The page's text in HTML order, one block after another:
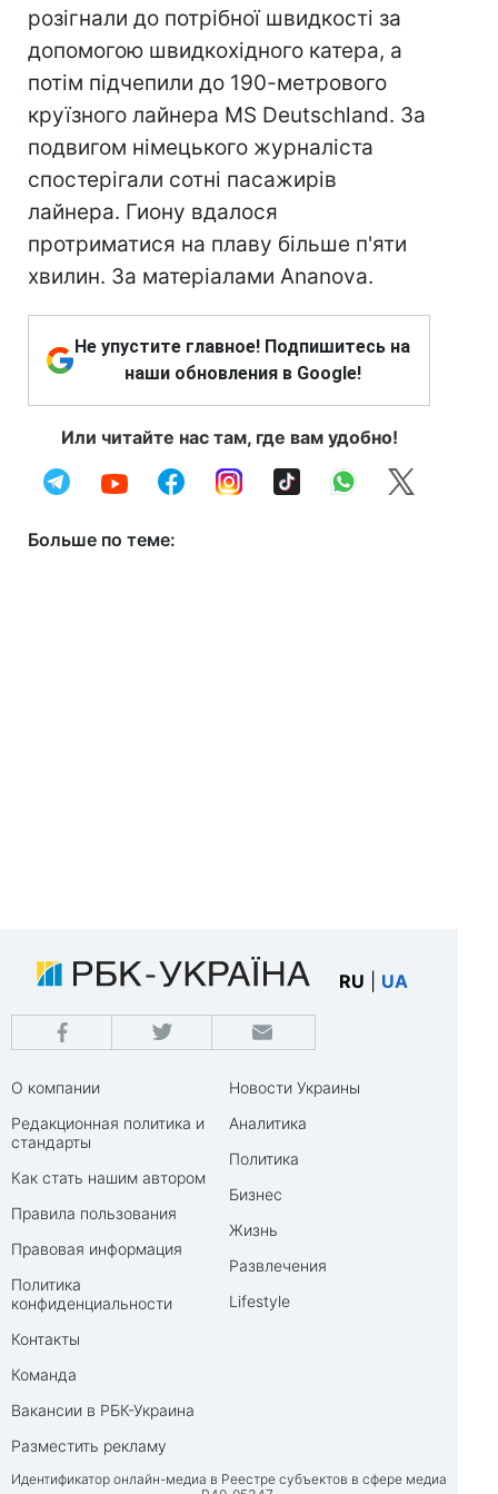
розігнали до потрібної швидкості за
допомогою швидкохідного катера, а
потім підчепили до 190-метрового
круїзного лайнера MS Deutschland. За
подвигом німецького журналіста
спостерігали сотні пасажирів
лайнера. Гиону вдалося
протриматися на плаву більше п'яти
хвилин. За матеріалами Ananova.
Не упустите главное! Подпишитесь на
наши обновления в Google!
Или читайте нас там, где вам удобно!
Больше по теме:
RU UA
О компании
Редакционная политика и
стандарты
Как стать нашим автором
Правила пользования
Правовая информация
Политика
конфиденциальности
Контакты
Команда
Вакансии в РБК-Украина
Разместить рекламу
Новости Украины
Аналитика
Политика
Бизнес
Жизнь
Развлечения
Lifestyle
Идентификатор онлайн-медиа в Реестре субъектов в сфере медиа